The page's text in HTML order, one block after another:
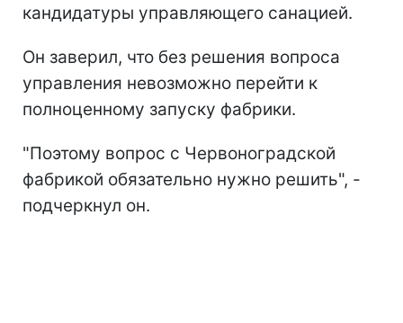
кандидатуры управляющего санацией.
Он заверил, что без решения вопроса
управления невозможно перейти к
полноценному запуску фабрики.
"Поэтому вопрос с Червоноградской
фабрикой обязательно нужно решить", -
подчеркнул он.